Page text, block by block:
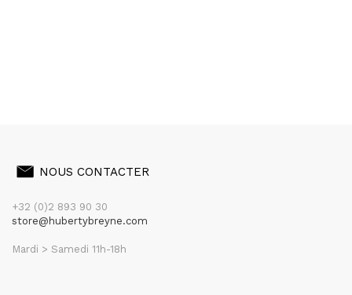
NOUS CONTACTER
+32 (0)2 893 90 30
store@hubertybreyne.com
Mardi > Samedi 11h-18h